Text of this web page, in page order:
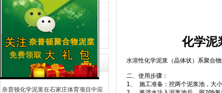
科技文章
公司新闻
经典案例 Excmple
奈普顿化学泥浆在顺义行政项目中应用
奈普顿化学泥浆在京沪线廊坊项目中应
用
奈普顿化学泥浆在京台二标段项目中应
用
奈普顿化学泥浆在石家庄体育项目中应
水溶性化学泥浆（晶体状）系聚合
二、使用步骤：
1、 施工准备：挖两个泥浆池，大